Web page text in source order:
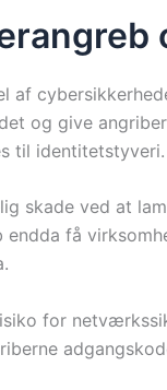
af
og give
til identitetstyveri.
skade ved at
få
for